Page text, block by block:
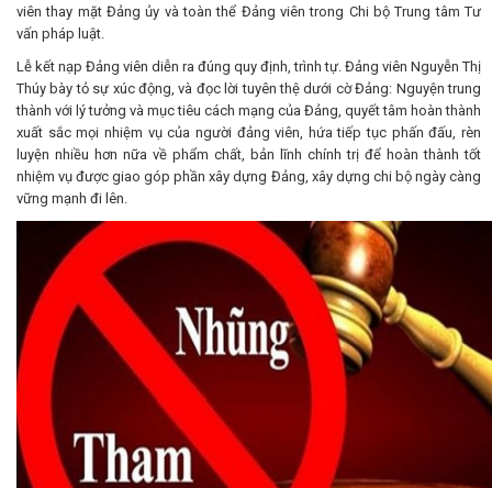
viên thay mặt Đảng ủy và toàn thể Đảng viên trong Chi bộ Trung tâm Tư
vấn pháp luật.
Lễ kết nạp Đảng viên diễn ra đúng quy định, trình tự. Đảng viên Nguyễn Thị
Thúy bày tỏ sự xúc động, và đọc lời tuyên thệ dưới cờ Đảng: Nguyện trung
thành với lý tưởng và mục tiêu cách mạng của Đảng, quyết tâm hoàn thành
xuất sắc mọi nhiệm vụ của người đảng viên, hứa tiếp tục phấn đấu, rèn
luyện nhiều hơn nữa về phẩm chất, bản lĩnh chính trị để hoàn thành tốt
nhiệm vụ được giao góp phần xây dựng Đảng, xây dựng chi bộ ngày càng
vững mạnh đi lên.